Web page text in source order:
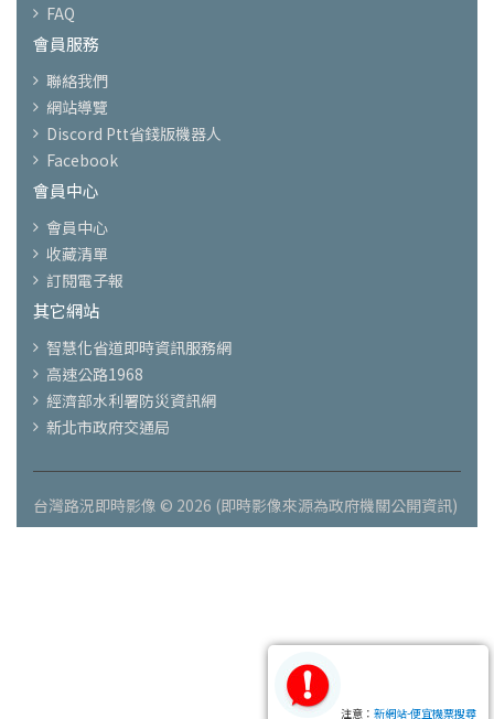
FAQ
會員服務
聯絡我們
網站導覽
Discord Ptt省錢版機器人
Facebook
會員中心
會員中心
收藏清單
訂閱電子報
其它網站
智慧化省道即時資訊服務網
高速公路1968
經濟部水利署防災資訊網
新北市政府交通局
台灣路況即時影像 © 2026 (即時影像來源為政府機關公開資訊)
注意： 新網站-便宜機票搜尋